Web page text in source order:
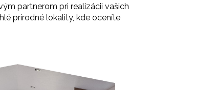
partnerom pri realizácii vašich
prírodné lokality, kde oceníte